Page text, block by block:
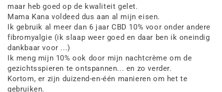
maar heb goed op de kwaliteit gelet.
Mama Kana voldeed dus aan al mijn eisen.
Ik gebruik al meer dan 6 jaar CBD 10% voor onder andere
fibromyalgie (ik slaap weer goed en daar ben ik oneindig
dankbaar voor ...)
Ik meng mijn 10% ook door mijn nachtcrème om de
gezichtsspieren te ontspannen... en zo verder.
Kortom, er zijn duizend-en-één manieren om het te
gebruiken.